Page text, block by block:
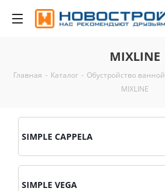
MIXLINE
Главная - Каталог - Обустройство ванной
MIXLINE
SIMPLE CAPPELA
SIMPLE VEGA